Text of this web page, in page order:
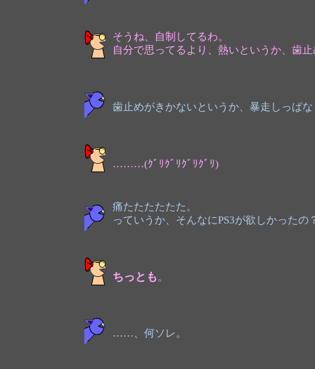
そうね、自制してるわ。
自分で思ってるより、熱いというか、歯
歯止めがきかないというか、暴走しっぱ
………(ｸﾞﾘｸﾞﾘｸﾞﾘｸﾞﾘ)
痛たたたたたた。
っていうか、そんなにPS3が欲しかったの
ちっとも 。
……、何ソレ。